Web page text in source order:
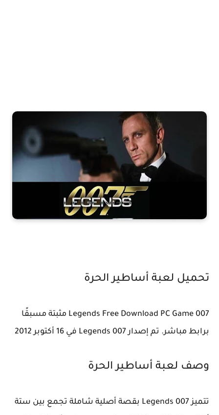
تحميل لعبة أساطير الحرة
007 Legends Free Download PC Game مثبتة مسبقًا
برابط مباشر. تم إصدار 007 Legends في 16 أكتوبر 2012
وصف لعبة أساطير الحرة
تتميز 007 Legends بقصة أصلية شاملة تجمع بين ستة